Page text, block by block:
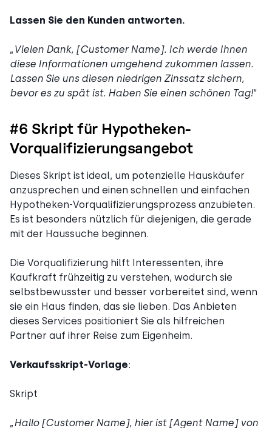
Lassen Sie den Kunden antworten.
„ Vielen Dank, [Customer Name]. Ich werde Ihnen
diese Informationen umgehend zukommen lassen.
Lassen Sie uns diesen niedrigen Zinssatz sichern,
bevor es zu spät ist. Haben Sie einen schönen Tag!“
#6 Skript für Hypotheken-
Vorqualifizierungsangebot
Dieses Skript ist ideal, um potenzielle Hauskäufer
anzusprechen und einen schnellen und einfachen
Hypotheken-Vorqualifizierungsprozess anzubieten.
Es ist besonders nützlich für diejenigen, die gerade
mit der Haussuche beginnen.
Die Vorqualifizierung hilft Interessenten, ihre
Kaufkraft frühzeitig zu verstehen, wodurch sie
selbstbewusster und besser vorbereitet sind, wenn
sie ein Haus finden, das sie lieben. Das Anbieten
dieses Services positioniert Sie als hilfreichen
Partner auf ihrer Reise zum Eigenheim.
Verkaufsskript-Vorlage:
Skript
„Hallo [Customer Name], hier ist [Agent Name] von